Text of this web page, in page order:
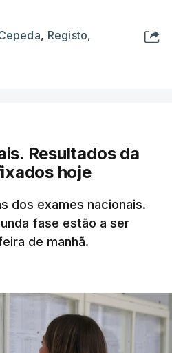
, Registo,
Resultados da
hoje
dos exames nacionais.
fase estão a ser
de manhã.